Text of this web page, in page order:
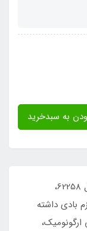
با پمپ باد برقی Power Grip بست وی مدل 62258،
بادی داشته